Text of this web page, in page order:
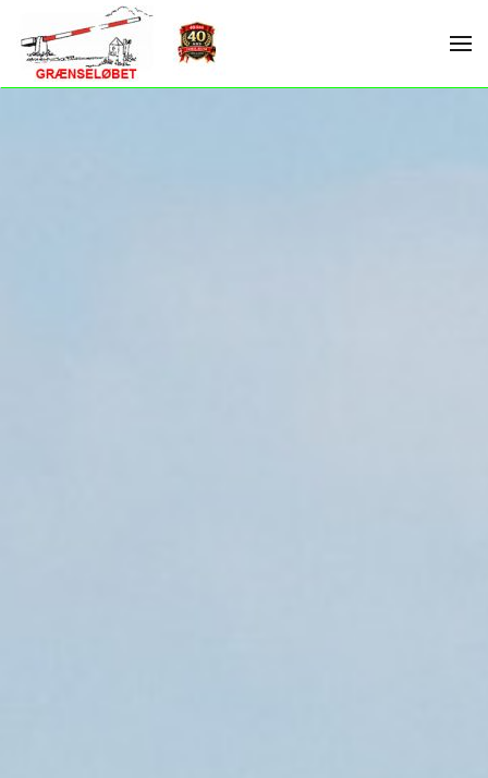
Skip to main content